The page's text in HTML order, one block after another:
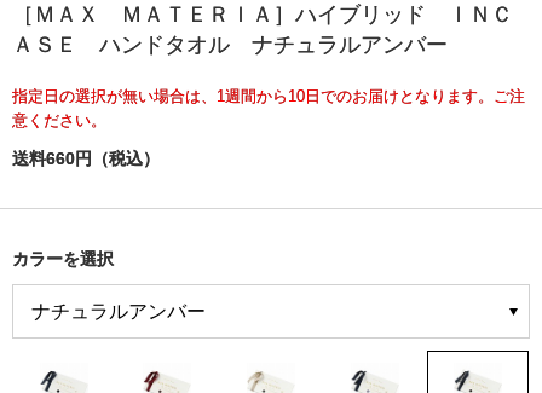
［ＭＡＸ ＭＡＴＥＲＩＡ］ハイブリッド ＩＮＣ
ＡＳＥ ハンドタオル ナチュラルアンバー
指定日の選択が無い場合は、1週間から10日でのお届けとなります。ご注
意ください。
送料660円（税込）
カラーを選択